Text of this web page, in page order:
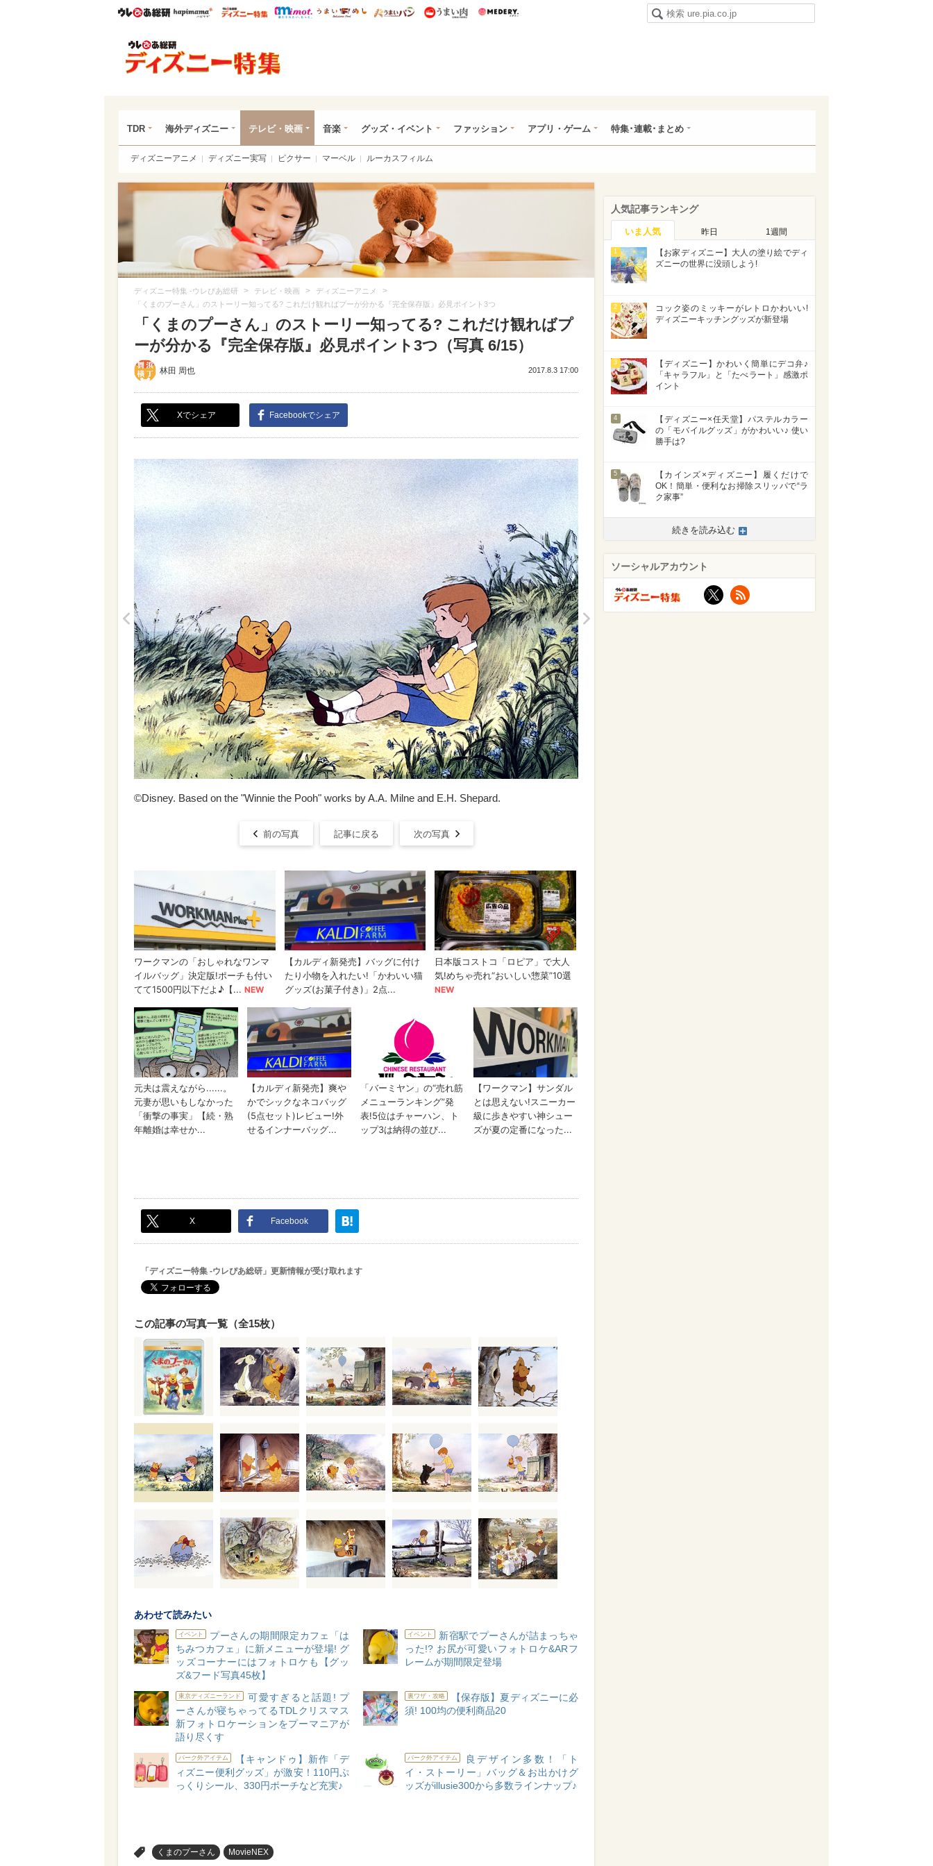
ウレぴあ総研ハピママ* ウレぴあ総研 ディズニー特集
mimot. うまいめし うまいパン うまい肉
TDR 海外ディズニー テレビ・映画 音楽 グッズ・イベント ファッション アプリ・ゲーム 特集･連載･まとめ
ディズニーアニメ ディズニー実写 ピクサー マーベル ルーカスフィルム
ディズニー特集 -ウレぴあ総研 > テレビ・映画 > ディズニーアニメ >
「くまのプーさん」のストーリー知ってる? これだけ観ればプーが分かる『完全保存版』必見ポイント3つ
「くまのプーさん」のストーリー知ってる? これだけ観ればプ
ーが分かる『完全保存版』必見ポイント3つ（写真 6/15）
林田 周也 2017.8.3 17:00
Xでシェア Facebookでシェア
©Disney. Based on the "Winnie the Pooh" works by A.A. Milne and E.H. Shepard.
前の写真 記事に戻る 次の写真
X Facebook
「ディズニー特集 -ウレぴあ総研」更新情報が受け取れます
この記事の写真一覧（全15枚）
あわせて読みたい
イベント
プーさんの期間限定カフェ「は
ちみつカフェ」に新メニューが登場! グ
ッズコーナーにはフォトロケも【グッ
ズ&フード写真45枚】
イベント
新宿駅でプーさんが詰まっちゃ
った!? お尻が可愛いフォトロケ&ARフ
レームが期間限定登場
東京ディズニーランド
可愛すぎると話題! プ
ーさんが寝ちゃってるTDLクリスマス
新フォトロケーションをプーマニアが
語り尽くす
裏ワザ・攻略
【保存版】夏ディズニーに必
須! 100均の便利商品20
パーク外アイテム
【キャンドゥ】新作「デ
ィズニー便利グッズ」が激安！110円ぷ
っくりシール、330円ポーチなど充実♪
パーク外アイテム
良デザイン多数！「ト
イ・ストーリー」バッグ＆お出かけグ
ッズがillusie300から多数ラインナップ♪
くまのプーさん MovieNEX
人気記事ランキング
いま人気 昨日 1週間
1
【お家ディズニー】大人の塗り絵でディ
ズニーの世界に没頭しよう!
2
コック姿のミッキーがレトロかわいい!
ディズニーキッチングッズが新登場
3
【ディズニー】かわいく簡単にデコ弁♪
「キャラフル」と「たべラート」感激ポ
イント
4
【ディズニー×任天堂】パステルカラー
の「モバイルグッズ」がかわいい♪ 使い
勝手は?
5
【カインズ×ディズニー】履くだけで
OK！簡単・便利なお掃除スリッパで“ラ
ク家事”
続きを読み込む
ソーシャルアカウント
X